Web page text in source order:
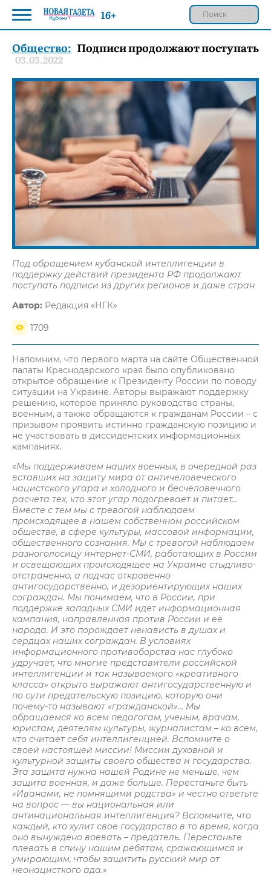
Общество: Подписи продолжают поступать
03.03.2022
Под обращением кубанской интеллигенции в
поддержку действий президента РФ продолжают
поступать подписи из других регионов и даже стран
Автор: Редакция «НГК»
1709
Напомним, что первого марта на сайте Общественной
палаты Краснодарского края было опубликовано
открытое обращение к Президенту России по поводу
ситуации на Украине. Авторы выражают поддержку
решению, которое приняло руководство страны,
военным, а также обращаются к гражданам России – с
призывом проявить истинно гражданскую позицию и
не участвовать в диссидентских информационных
кампаниях.
«Мы поддерживаем наших военных, в очередной раз
вставших на защиту мира от античеловеческого
нацистского угара и холодного и бесчеловечного
расчета тех, кто этот угар подогревает и питает…
Вместе с тем мы с тревогой наблюдаем
происходящее в нашем собственном российском
обществе, в сфере культуры, массовой информации,
общественного сознания. Мы с тревогой наблюдаем
разноголосицу интернет-СМИ, работающих в России
и освещающих происходящее на Украине стыдливо-
отстраненно, а подчас откровенно
антигосударственно, и дезориентирующих наших
сограждан. Мы понимаем, что в России, при
поддержке западных СМИ идёт информационная
кампания, направленная против России и её
народа. И это порождает ненависть в душах и
сердцах наших сограждан. В условиях
информационного противоборства нас глубоко
удручает, что многие представители российской
интеллигенции и так называемого «креативного
класса» открыто выражают антигосударственную и
по сути предательскую позицию, которую они
почему-то называют «гражданской»… Мы
обращаемся ко всем педагогам, ученым, врачам,
юристам, деятелям культуры, журналистам – ко всем,
кто считает себя интеллигенцией. Вспомните о
своей настоящей миссии! Миссии духовной и
культурной защиты своего общества и государства.
Эта защита нужна нашей Родине не меньше, чем
защита военная, и даже больше. Перестаньте быть
«Иванами, не помнящими родства» и честно ответьте
на вопрос — вы национальная или
антинациональная интеллигенция? Вспомните, что
каждый, кто хулит свое государство в то время, когда
оно вынуждено воевать – предатель. Перестаньте
плевать в спину нашим ребятам, сражающимся и
умирающим, чтобы защитить русский мир от
неонацисткого ада.»
16+